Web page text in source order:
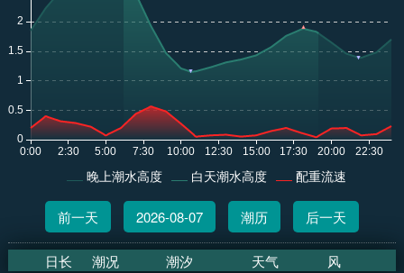
晚上潮水高度 白天潮水高度 配重流速
前一天 2026-08-07 潮历 后一天
日长 潮况 潮汐 天气 风